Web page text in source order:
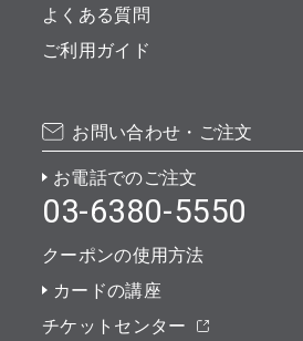
よくある質問
ご利用ガイド
お問い合わせ・ご注文
お電話でのご注文
03-6380-5550
クーポンの使用方法
カードの講座
チケットセンター